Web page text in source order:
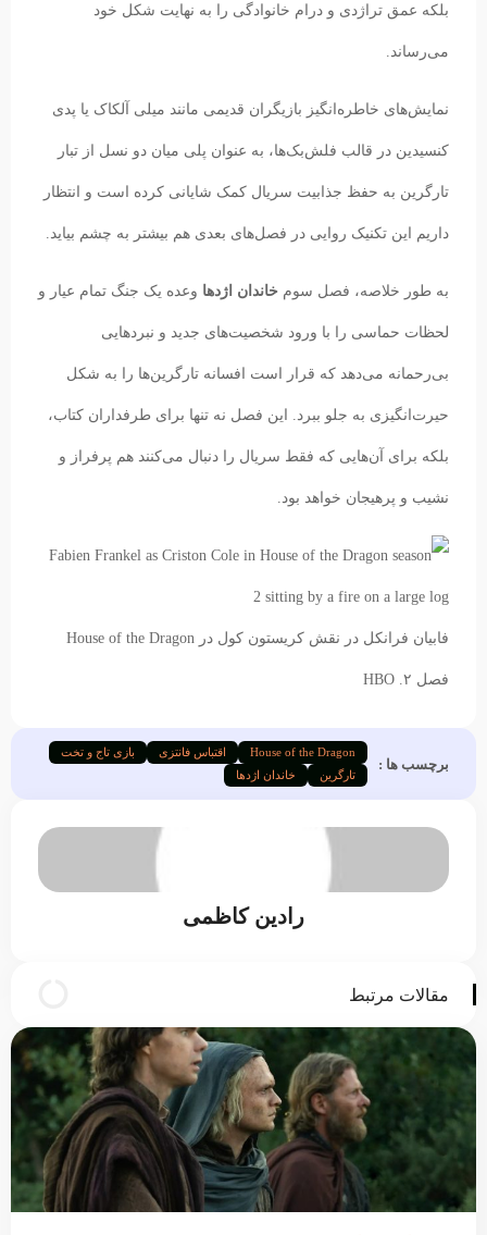
بلکه عمق تراژدی و درام خانوادگی را به نهایت شکل خود
می‌رساند.
نمایش‌های خاطره‌انگیز بازیگران قدیمی مانند میلی آلکاک یا پدی
کنسیدین در قالب فلش‌بک‌ها، به عنوان پلی میان دو نسل از تبار
تارگرین به حفظ جذابیت سریال کمک شایانی کرده است و انتظار
داریم این تکنیک روایی در فصل‌های بعدی هم بیشتر به چشم بیاید.
به طور خلاصه، فصل سوم خاندان اژدها وعده یک جنگ تمام عیار و
لحظات حماسی را با ورود شخصیت‌های جدید و نبردهایی
بی‌رحمانه می‌دهد که قرار است افسانه تارگرین‌ها را به شکل
حیرت‌انگیزی به جلو ببرد. این فصل نه تنها برای طرفداران کتاب،
بلکه برای آن‌هایی که فقط سریال را دنبال می‌کنند هم پرفراز و
نشیب و پرهیجان خواهد بود.
فابیان فرانکل در نقش کریستون کول در House of the Dragon
فصل ۲. HBO
برچسب ها :
House of the Dragon اقتباس فانتزی
بازی تاج و تخت
تارگرین
خاندان اژدها
رادین کاظمی
مقالات مرتبط